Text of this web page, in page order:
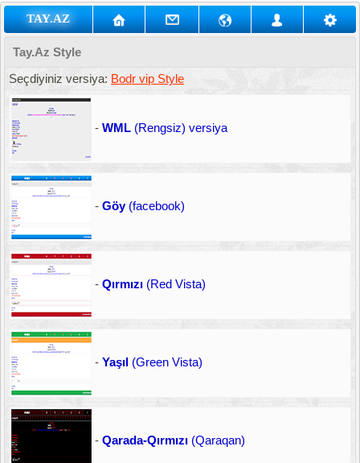
TAY.AZ
Tay.Az Style
Seçdiyiniz versiya: Bodr vip Style
- WML (Rengsiz) versiya
- Göy(facebook)
- Qırmızı (Red Vista)
- Yaşıl (Green Vista)
- Qarada-Qırmızı (Qaraqan)